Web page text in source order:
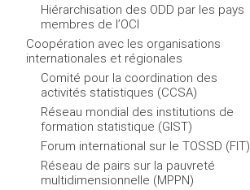
Hiérarchisation des ODD par les pays
membres de l’OCI
Coopération avec les organisations
internationales et régionales
Comité pour la coordination des
activités statistiques (CCSA)
Réseau mondial des institutions de
formation statistique (GIST)
Forum international sur le TOSSD (FIT)
Réseau de pairs sur la pauvreté
multidimensionnelle (MPPN)